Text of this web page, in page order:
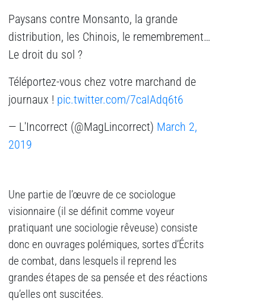
Paysans contre Monsanto, la grande
distribution, les Chinois, le remembrement…
Le droit du sol ?
Téléportez-vous chez votre marchand de
journaux ! pic.twitter.com/7caIAdq6t6
— L'Incorrect (@MagLincorrect) March 2,
2019
Une partie de l’œuvre de ce sociologue
visionnaire (il se définit comme voyeur
pratiquant une sociologie rêveuse) consiste
donc en ouvrages polémiques, sortes d’Écrits
de combat, dans lesquels il reprend les
grandes étapes de sa pensée et des réactions
qu’elles ont suscitées.